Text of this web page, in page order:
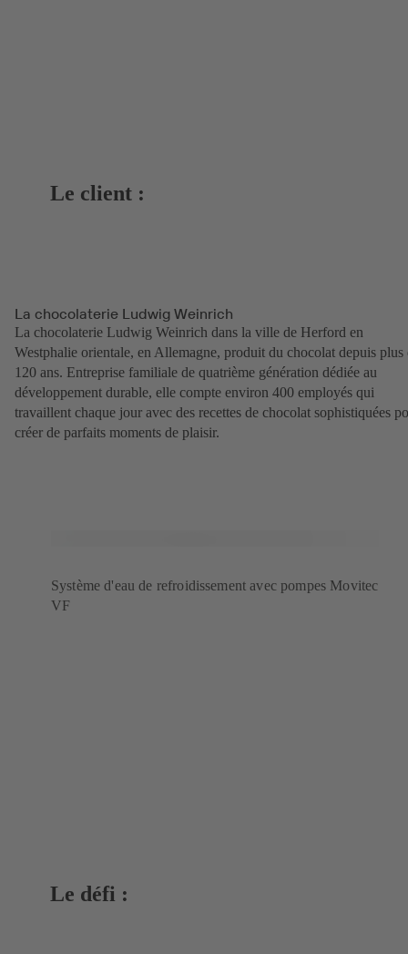
Le client :
La chocolaterie Ludwig Weinrich
La chocolaterie Ludwig Weinrich dans la ville de Herford en
Westphalie orientale, en Allemagne, produit du chocolat depuis plus
120 ans. Entreprise familiale de quatrième génération dédiée au
développement durable, elle compte environ 400 employés qui
travaillent chaque jour avec des recettes de chocolat sophistiquées
créer de parfaits moments de plaisir.
Système d'eau de refroidissement avec pompes Movitec
VF
Le défi :